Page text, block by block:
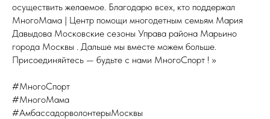
осуществить желаемое. Благодарю всех, кто поддержал
МногоМама | Центр помощи многодетным семьям Мария
Давыдова Московские сезоны Управа района Марьино
города Москвы . Дальше мы вместе можем больше.
Присоединяйтесь — будьте с нами МногоСпорт ! »
#МногоСпорт
#МногоМама
#АмбассадорволонтерыМосквы